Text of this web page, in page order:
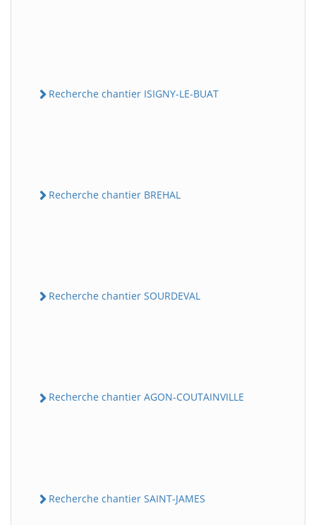
Recherche chantier ISIGNY-LE-BUAT
Recherche chantier BREHAL
Recherche chantier SOURDEVAL
Recherche chantier AGON-COUTAINVILLE
Recherche chantier SAINT-JAMES